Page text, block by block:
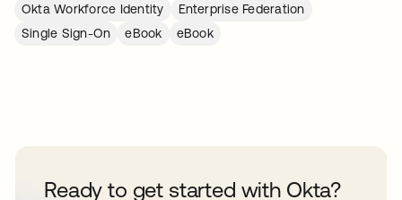
Okta Workforce Identity
Enterprise Federation
Single Sign-On
eBook eBook
Ready to get started with Okta?